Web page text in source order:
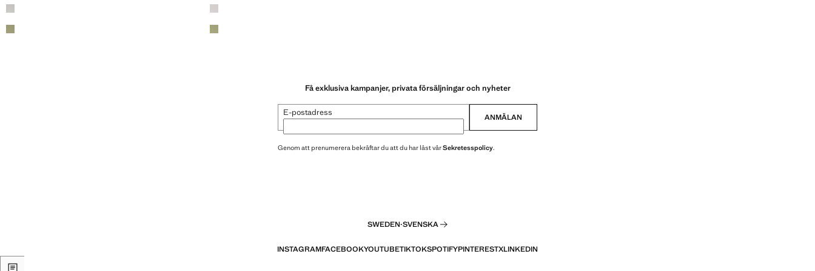
Få exklusiva kampanjer, privata försäljningar och nyheter
E-postadress ANMÄLAN
Genom att prenumerera bekräftar du att du har läst vårSekretesspolicy.
SWEDEN·SVENSKA
INSTAGRAMFACEBOOKYOUTUBETIKTOKSPOTIFYPINTERESTXLINKEDIN